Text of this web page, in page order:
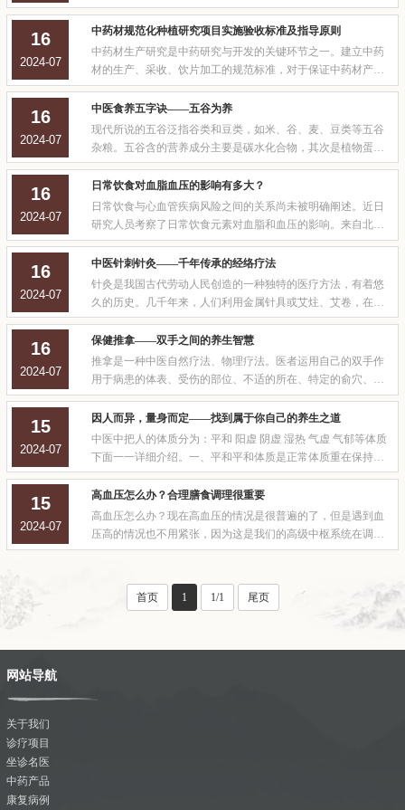
上出现了紊乱的现象。那出现高血压怎么办呢？高血压的病因
是怎样引起的？有哪几种？血压升高的原因很多，一般可分为
二大类。一类称为“继发性高血压”，例如患急性肾炎时可以出
现血压升高，随着急性肾炎的痊
16
2024-07
中药材规范化种植研究项目实施验收标准及指导原则
中药材生产研究是中药研究与开发的关键环节之一。建立中药
材的生产、采收、饮片加工的规范标准，对于保证中药材产品
以至中成药产品具有特别重要的意义。因此，在中药现代化、
国际化进程中，首先必须从中药材的质量抓起。建立符合国际
通用标准规范，并具有中医药特点的中药材质量标准规范体
系，逐步发展为传统药物研究和开发
16
2024-07
中医食养五字诀——五谷为养
现代所说的五谷泛指谷类和豆类，如米、谷、麦、豆类等五谷
杂粮。五谷含的营养成分主要是碳水化合物，其次是植物蛋白
质，脂肪含量不高。古代医家们认为五谷能养五脏之真气。199
7年中国营养学会通过了《中国居民膳食指南》第一条就是“食
物多样，谷类为主”，它强调人们日常所必需能量和蛋白质应主
要由粮食供给，粮食是摄取营
16
2024-07
日常饮食对血脂血压的影响有多大？
日常饮食与心血管疾病风险之间的关系尚未被明确阐述。近日
研究人员考察了日常饮食元素对血脂和血压的影响。来自北
美、南美、欧洲、非洲以及亚洲18个国家的125287名参与者参
加了PURE研究，通过标准调查问卷记录参与者的饮食情况。研
究人员评估日常饮食中的多种营养元素(总脂肪、饱和脂肪酸、
单不饱和脂肪酸、多不饱和脂肪酸、
16
2024-07
中医针刺针灸——千年传承的经络疗法
针灸是我国古代劳动人民创造的一种独特的医疗方法，有着悠
久的历史。几千年来，人们利用金属针具或艾炷、艾卷，在人
体特定的部位进针施灸，用以治疗疾病，解除病痛，并由此创
立了独具特色的人体经络腧穴理论，成为中国医学的一枝奇
葩，在世界上享有盛誉。针灸由“针”和“灸”构成，是中医学的重
要组成部分之一，其内容包括
16
2024-07
保健推拿——双手之间的养生智慧
推拿是一种中医自然疗法、物理疗法。医者运用自己的双手作
用于病患的体表、受伤的部位、不适的所在、特定的俞穴、疼
痛的地方，具体运用推、拿、按、摩、揉、捏、点、拍等形式
多样的手法，以期达到疏通经络、推行气血、扶伤止痛、祛邪
扶正、调和阴阳的目的。由来已久，有学者赞之为“元老医
术”。推拿作为以人疗人的方法， 推
15
2024-07
因人而异，量身而定——找到属于你自己的养生之道
中医中把人的体质分为：平和 阳虚 阴虚 湿热 气虚 气郁等体质
下面一一详细介绍。一、平和平和体质是正常体质重在保持和
养护，不宜药补，饮食应该多样化，且清淡。二、阳虚阳虚的
人手脚发凉、容易大便稀溏养生要点温阳补益气 防腹泻等疾
病，食宜温阳，起居要保暖防止出汗过多，在阳光充足的情况
下适当进行户外活动。三、阴虚
15
2024-07
高血压怎么办？合理膳食调理很重要
高血压怎么办？现在高血压的情况是很普遍的了，但是遇到血
压高的情况也不用紧张，因为这是我们的高级中枢系统在调节
上出现了紊乱的现象。那出现高血压怎么办呢？高血压的病因
二大类。一类称为“继发性高血压”，例如患急性肾炎时可以出
现血压升高，随着急性肾炎的痊
首页 1 1/1 尾页
网站导航
关于我们
诊疗项目
坐诊名医
中药产品
康复病例